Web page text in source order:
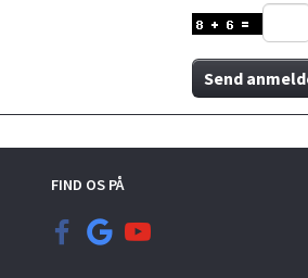
Send
FIND OS PÅ